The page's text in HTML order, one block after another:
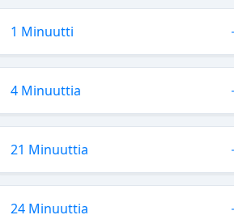
1 Minuutti
4 Minuuttia
21 Minuuttia
24 Minuuttia